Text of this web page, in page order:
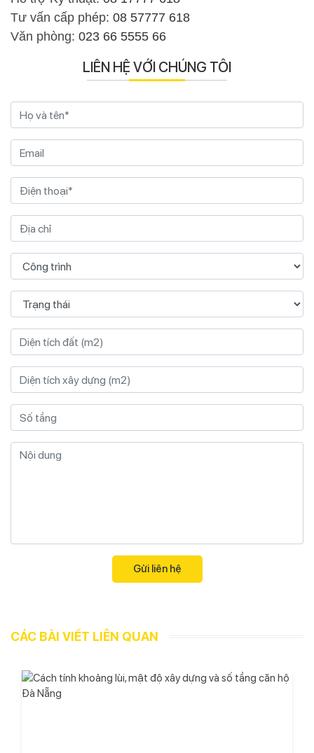
Tư vấn cấp phép: 08 57777 618
Văn phòng: 023 66 5555 66
LIÊN HỆ VỚI CHÚNG TÔI
CÁC BÀI VIẾT LIÊN QUAN